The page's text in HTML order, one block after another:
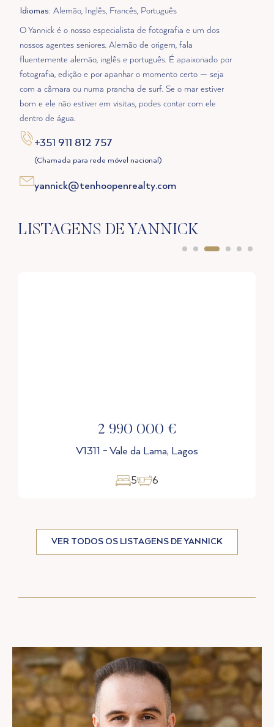
Idiomas: Alemão, Inglês, Francês, Português
O Yannick é o nosso especialista de fotografia e um dos
nossos agentes seniores. Alemão de origem, fala
fluentemente alemão, inglês e português. É apaixonado por
fotografia, edição e por apanhar o momento certo — seja
com a câmara ou numa prancha de surf. Se o mar estiver
bom e ele não estiver em visitas, podes contar com ele
dentro de água.
+351 911 812 757
(Chamada para rede móvel nacional)
yannick@tenhoopenrealty.com
LISTAGENS DE YANNICK
2 600 000 €
V1253 - Cama da Vaca, Lagos
3 2
VER TODOS OS LISTAGENS DE YANNICK